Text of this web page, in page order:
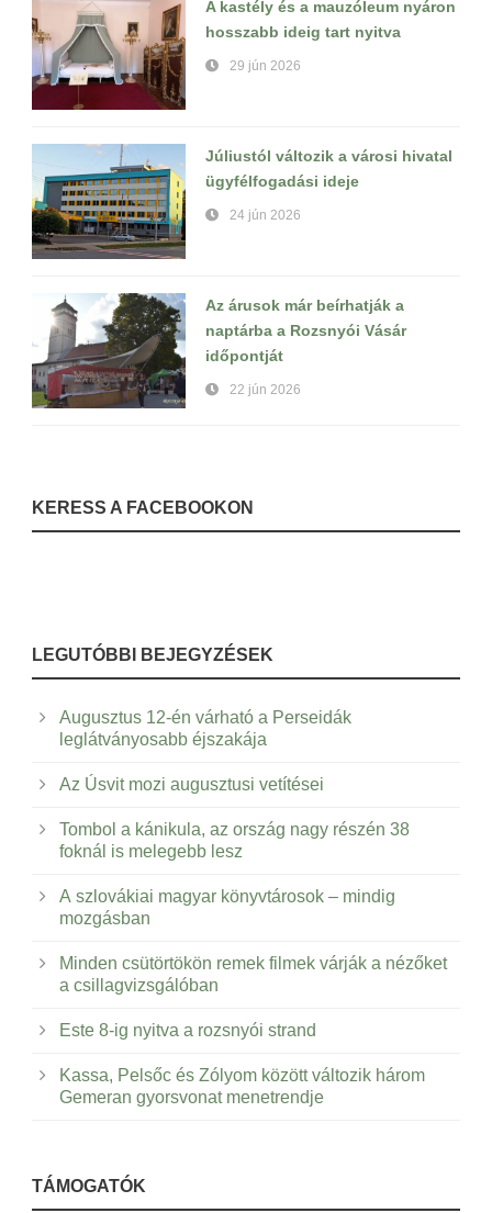
A kastély és a mauzóleum nyáron
hosszabb ideig tart nyitva
29 jún 2026
Júliustól változik a városi hivatal
ügyfélfogadási ideje
24 jún 2026
Az árusok már beírhatják a
naptárba a Rozsnyói Vásár
időpontját
22 jún 2026
KERESS A FACEBOOKON
LEGUTÓBBI BEJEGYZÉSEK
Augusztus 12-én várható a Perseidák
leglátványosabb éjszakája
Az Úsvit mozi augusztusi vetítései
Tombol a kánikula, az ország nagy részén 38
foknál is melegebb lesz
A szlovákiai magyar könyvtárosok – mindig
mozgásban
Minden csütörtökön remek filmek várják a nézőket
a csillagvizsgálóban
Este 8-ig nyitva a rozsnyói strand
Kassa, Pelsőc és Zólyom között változik három
Gemeran gyorsvonat menetrendje
TÁMOGATÓK